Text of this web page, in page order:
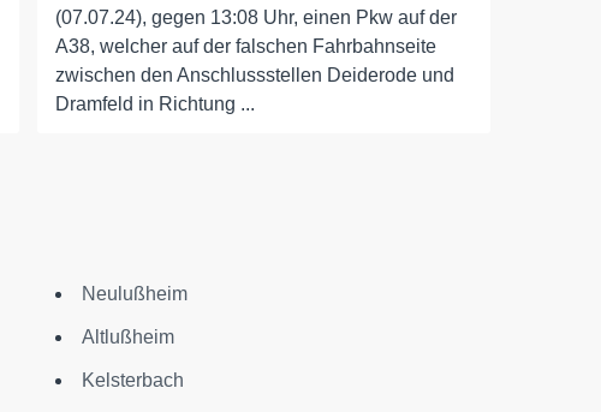
(07.07.24), gegen 13:08 Uhr, einen Pkw auf der
A38, welcher auf der falschen Fahrbahnseite
zwischen den Anschlussstellen Deiderode und
Dramfeld in Richtung ...
Neulußheim
Altlußheim
Kelsterbach